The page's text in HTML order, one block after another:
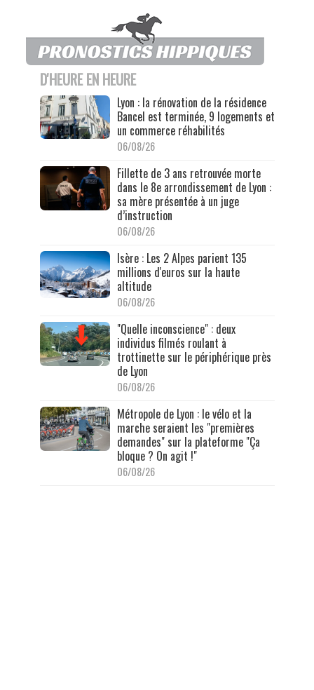
D'HEURE EN HEURE
Lyon : la rénovation de la résidence
Bancel est terminée, 9 logements et
un commerce réhabilités
06/08/26
Fillette de 3 ans retrouvée morte
dans le 8e arrondissement de Lyon :
sa mère présentée à un juge
d’instruction
06/08/26
Isère : Les 2 Alpes parient 135
millions d'euros sur la haute
altitude
06/08/26
"Quelle inconscience" : deux
individus filmés roulant à
trottinette sur le périphérique près
de Lyon
06/08/26
Métropole de Lyon : le vélo et la
marche seraient les "premières
demandes" sur la plateforme "Ça
bloque ? On agit !"
06/08/26